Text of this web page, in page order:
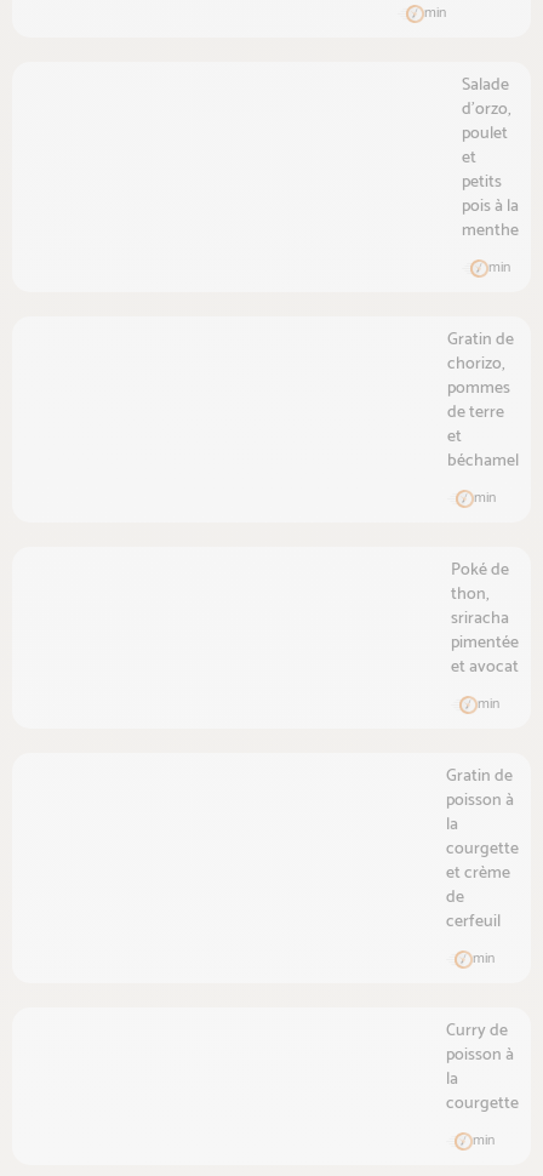
min
Salade
d'orzo,
poulet
et
petits
pois à la
menthe
min
Gratin de
chorizo,
pommes
de terre
et
béchamel
min
Poké de
thon,
sriracha
pimentée
et avocat
min
Gratin de
poisson à
la
courgette
et crème
de
cerfeuil
min
Curry de
poisson à
la
courgette
min